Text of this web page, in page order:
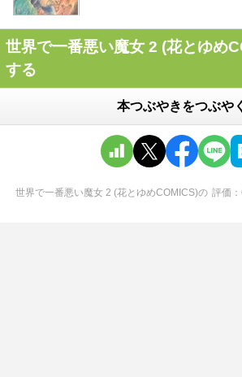
世界で一番悪い魔女 2 (花とゆめ
する
本つぶやきをつぶやく
世界で一番悪い魔女 2 (花とゆめCOMICS)の 評価